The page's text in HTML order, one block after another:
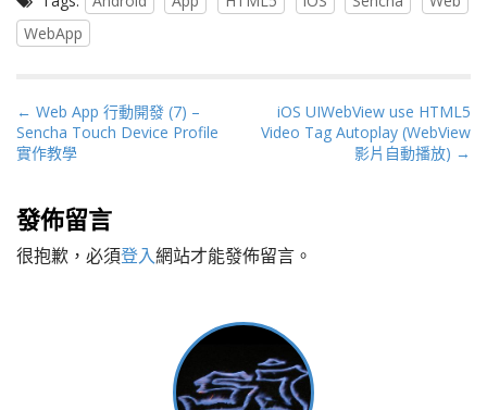
WebApp
P
o
s
n
a
v
← Web App 行動開發 (7) –
Sencha Touch Device Profile
實作教學
iOS UIWebView use HTML5
Video Tag Autoplay (WebView
影片自動播放) →
發佈留言
很抱歉，必須登入網站才能發佈留言。